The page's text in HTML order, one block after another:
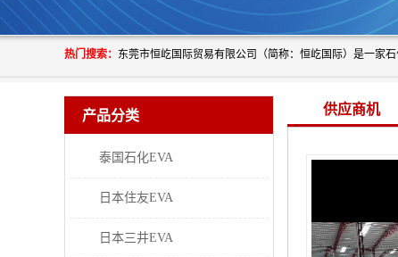
热门搜索：
产品分类
泰国石化EVA
日本住友EVA
日本三井EVA
供应商机